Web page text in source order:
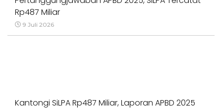
Rp487 Miliar
9 Juli 2026
Kantongi SiLPA Rp487 Miliar, Laporan APBD 2025